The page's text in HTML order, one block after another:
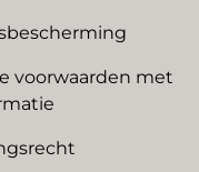
voorwaarden met